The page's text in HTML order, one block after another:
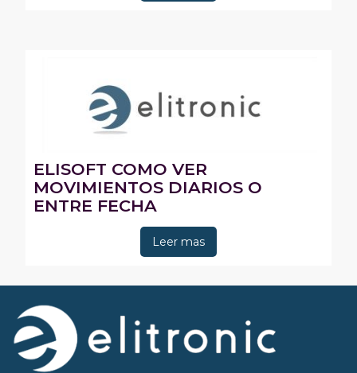
Leer mas
ELISOFT COMO VER
MOVIMIENTOS DIARIOS O
ENTRE FECHA